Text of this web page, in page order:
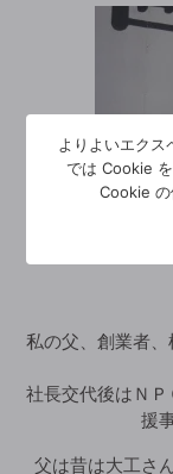
私の父、創業者
社長交代後はＮ
援
父は昔は大工さ
よりよいエクス
では Cookie を
Cookie の